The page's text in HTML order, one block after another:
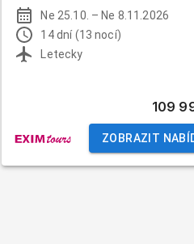
Ne 25.10. – Ne 8.11.2026
14 dní (13 nocí)
Letecky
109
ZOBRAZIT